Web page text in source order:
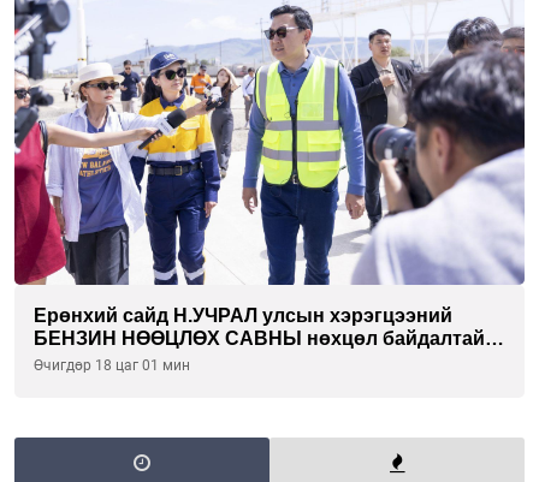
Ерөнхий сайд Н.УЧРАЛ улсын хэрэгцээний
БЕНЗИН НӨӨЦЛӨХ САВНЫ нөхцөл байдалтай
танилцлаа
Өчигдөр 18 цаг 01 мин